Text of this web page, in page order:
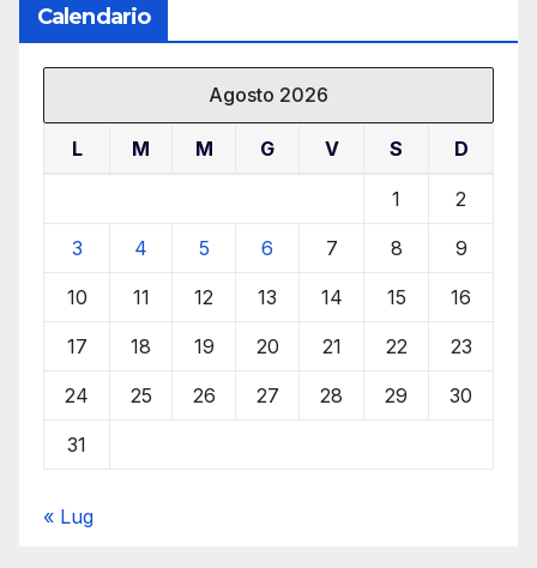
Calendario
Agosto 2026
L M M G V S D
1 2
3 4 5 6 7 8 9
10 11 12 13 14 15 16
17 18 19 20 21 22 23
24 25 26 27 28 29 30
31
« Lug